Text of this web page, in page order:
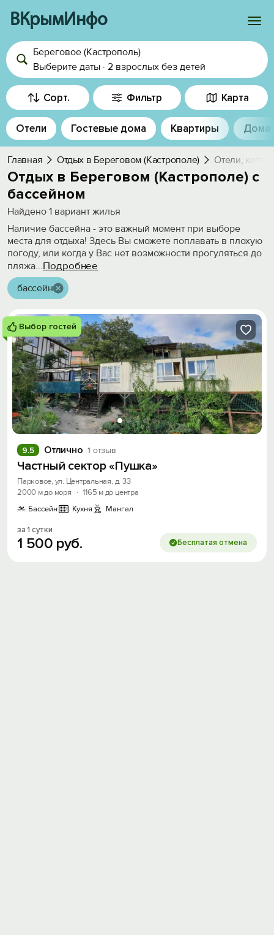
ВКрымИнфо
Войти
Избранное
История просмотра
Добавить свой объект
Береговое (Кастрополь)
Выберите даты · 2 взрослых без детей
Сорт. Фильтр Карта
Отели Гостевые дома Квартиры Дома
Главная Отдых в Береговом (Кастрополе) Отели,
Отдых в Береговом (Кастрополе) с
бассейном
Найдено 1 вариант жилья
Наличие бассейна - это важный момент при выборе
места для отдыха! Здесь Вы сможете поплавать в плохую
погоду, или когда у Вас нет возможности прогуляться до
пляжа...Подробнее
бассейн
Выбор гостей
Отлично 1 отзыв
9.5
Частный сектор «Пушка»
Парковое, ул. Центральная, д. 33
2000 м до моря
· 1165 м до центра
Бассейн
Кухня Мангал
за 1 сутки
1 500 руб. Бесплатая отмена